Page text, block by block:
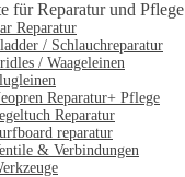
für Reparatur und Pflege
Reparatur
/ Schlauchreparatur
/ Waageleinen
Reparatur+ Pflege
Reparatur
reparatur
& Verbindungen